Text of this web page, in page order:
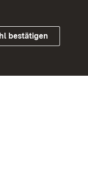
bestätigen